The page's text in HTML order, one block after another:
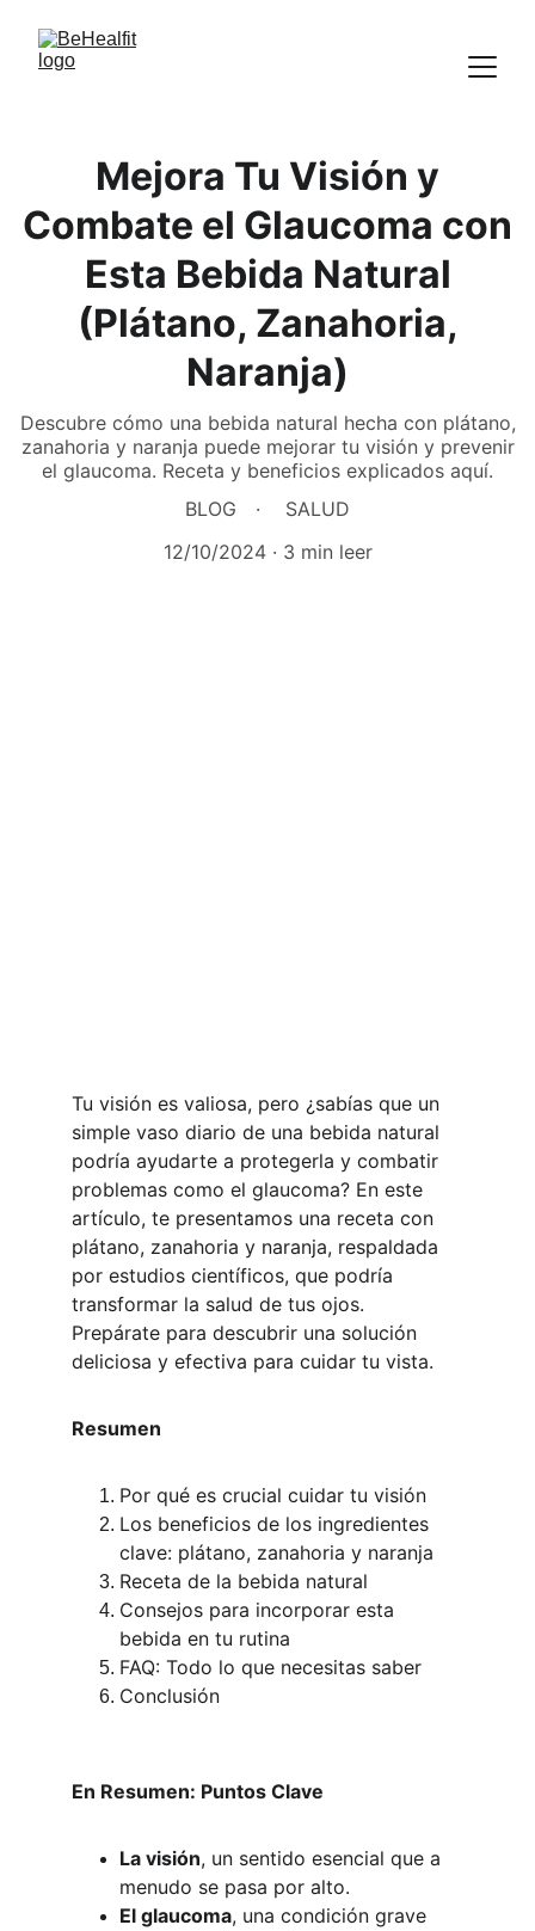
Mejora Tu Visión y
Combate el Glaucoma con
Esta Bebida Natural
(Plátano, Zanahoria,
Naranja)
Descubre cómo una bebida natural hecha con plátano,
zanahoria y naranja puede mejorar tu visión y prevenir
el glaucoma. Receta y beneficios explicados aquí.
BLOG
SALUD
12/10/2024
3 min leer
Tu visión es valiosa, pero ¿sabías que un
simple vaso diario de una bebida natural
podría ayudarte a protegerla y combatir
problemas como el glaucoma? En este
artículo, te presentamos una receta con
plátano, zanahoria y naranja, respaldada
por estudios científicos, que podría
transformar la salud de tus ojos.
Prepárate para descubrir una solución
deliciosa y efectiva para cuidar tu vista.
Resumen
Por qué es crucial cuidar tu visión
Los beneficios de los ingredientes
clave: plátano, zanahoria y naranja
Receta de la bebida natural
Consejos para incorporar esta
bebida en tu rutina
FAQ: Todo lo que necesitas saber
Conclusión
En Resumen: Puntos Clave
La visión, un sentido esencial que a
menudo se pasa por alto.
El glaucoma, una condición grave